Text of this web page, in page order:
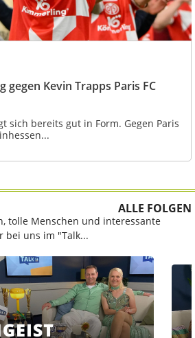
gegen Kevin Trapps Paris FC
sich bereits gut in Form. Gegen Paris
ALLE FOLGEN
tolle Menschen und interessante
bei uns im "Talk...